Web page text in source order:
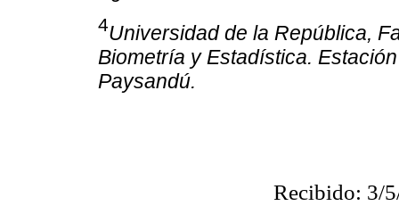
4Universidad de la República,
Biometría y Estadística.
Paysandú.
Recibido: 3/